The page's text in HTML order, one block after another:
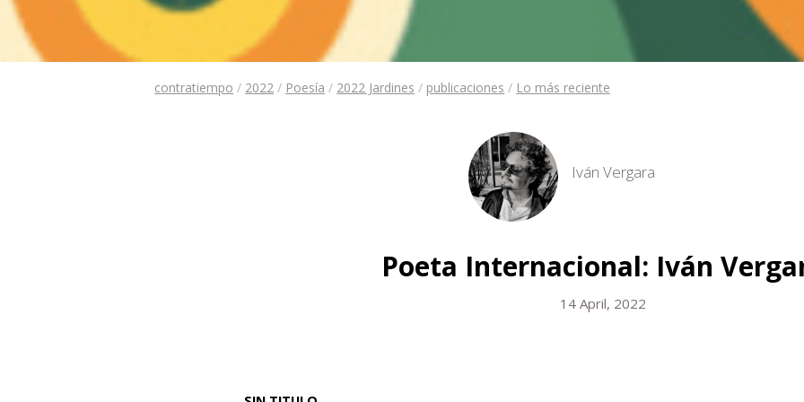
contratiempo / 2022 / Poesía / 2022 Jardines / publicaciones / Lo más reciente
Iván Vergara
Poeta Internacional: Iván
14 April, 2022